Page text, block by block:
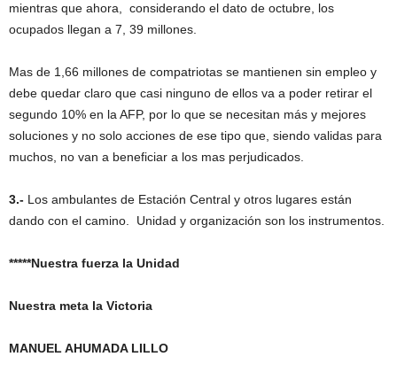
mientras que ahora, considerando el dato de octubre, los
ocupados llegan a 7, 39 millones.
Mas de 1,66 millones de compatriotas se mantienen sin empleo y
debe quedar claro que casi ninguno de ellos va a poder retirar el
segundo 10% en la AFP, por lo que se necesitan más y mejores
soluciones y no solo acciones de ese tipo que, siendo validas para
muchos, no van a beneficiar a los mas perjudicados.
3.- Los ambulantes de Estación Central y otros lugares están
dando con el camino. Unidad y organización son los instrumentos.
*****Nuestra fuerza la Unidad
Nuestra meta la Victoria
MANUEL AHUMADA LILLO